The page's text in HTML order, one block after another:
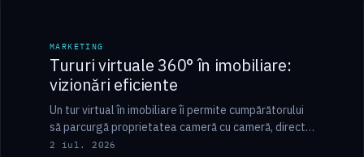
MARKETING
Tururi virtuale 360° în imobiliare:
vizionări eficiente
Un tur virtual în imobiliare îi permite cumpărătorului
să parcurgă proprietatea cameră cu cameră, direct
din browser, înainte de vizionarea fizică —…
2 iul. 2026